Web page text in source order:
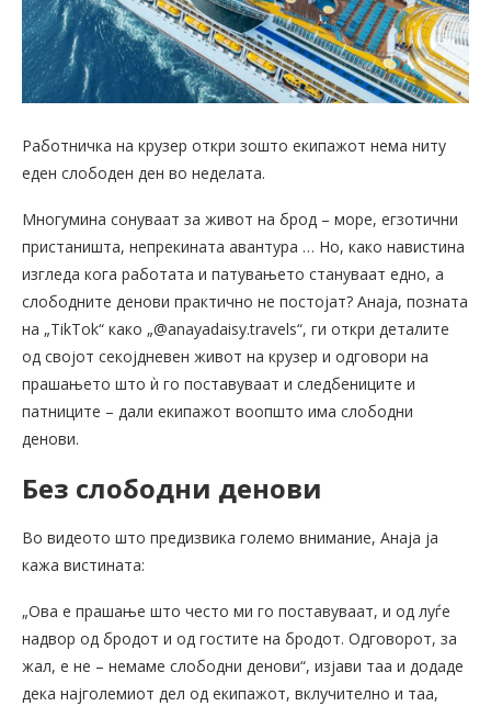
Работничка на крузер откри зошто екипажот нема ниту
еден слободен ден во неделата.
Многумина сонуваат за живот на брод – море, егзотични
пристаништа, непрекината авантура … Но, како навистина
изгледа кога работата и патувањето стануваат едно, а
слободните денови практично не постојат? Анаја, позната
на „TikTok“ како „@anayadaisy.travels“, ги откри деталите
од својот секојдневен живот на крузер и одговори на
прашањето што ѝ го поставуваат и следбениците и
патниците – дали екипажот воопшто има слободни
денови.
Без слободни денови
Во видеото што предизвика големо внимание, Анаја ја
кажа вистината:
„Ова е прашање што често ми го поставуваат, и од луѓе
надвор од бродот и од гостите на бродот. Одговорот, за
жал, е не – немаме слободни денови“, изјави таа и додаде
дека најголемиот дел од екипажот, вклучително и таа,